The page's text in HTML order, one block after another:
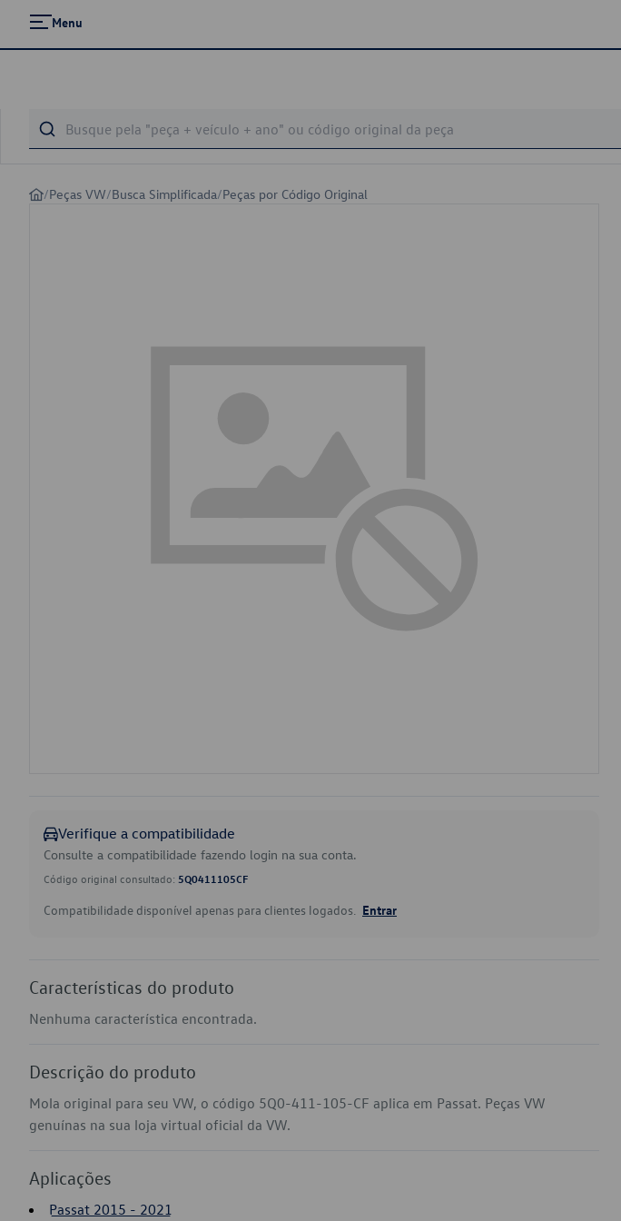
Menu
/Peças VW/Busca Simplificada/Peças por Código Original
Verifique a compatibilidade
Consulte a compatibilidade fazendo login na sua conta.
Código original consultado: 5Q0411105CF
Compatibilidade disponível apenas para clientes logados. Entrar
Características do produto
Nenhuma característica encontrada.
Descrição do produto
Mola original para seu VW, o código 5Q0-411-105-CF aplica em Passat. Peças VW
genuínas na sua loja virtual oficial da VW.
Aplicações
Passat 2015 - 2021